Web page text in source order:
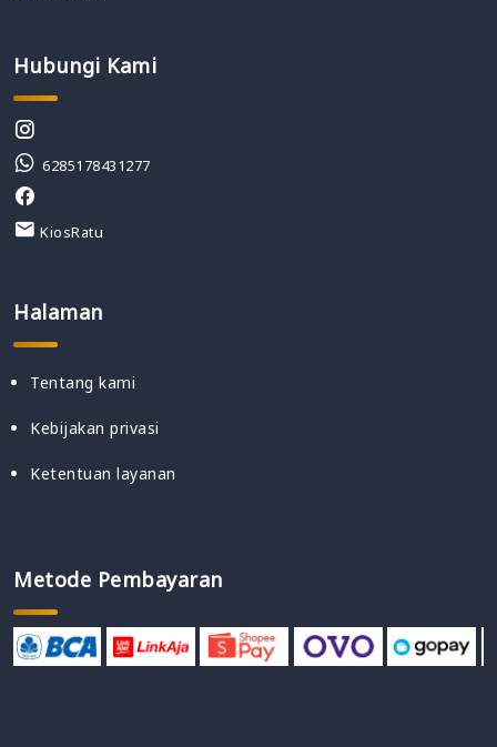
Hubungi Kami
6285178431277
KiosRatu
Halaman
Tentang kami
Kebijakan privasi
Ketentuan layanan
Metode Pembayaran